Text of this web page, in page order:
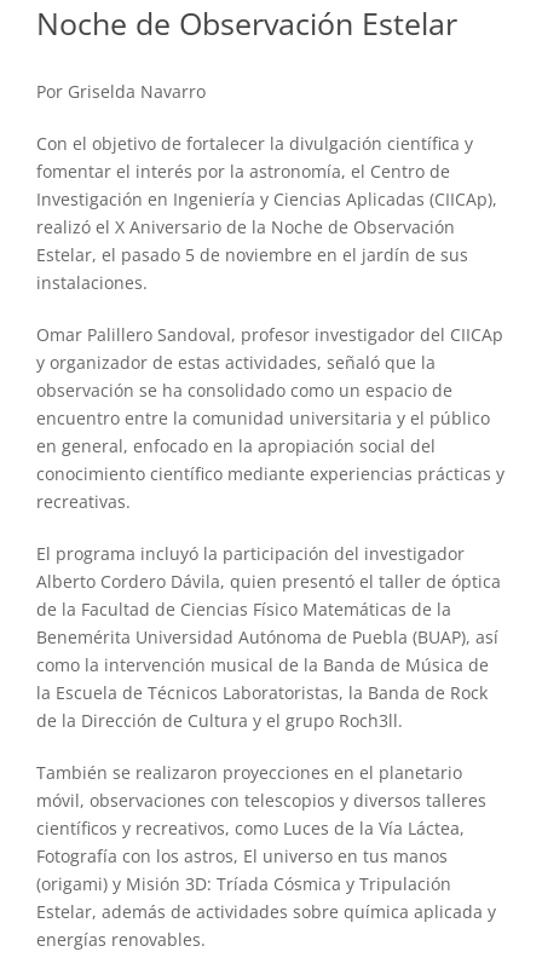
Noche de Observación Estelar
Por Griselda Navarro
Con el objetivo de fortalecer la divulgación científica y
fomentar el interés por la astronomía, el Centro de
Investigación en Ingeniería y Ciencias Aplicadas (CIICAp),
realizó el X Aniversario de la Noche de Observación
Estelar, el pasado 5 de noviembre en el jardín de sus
instalaciones.
Omar Palillero Sandoval, profesor investigador del CIICAp
y organizador de estas actividades, señaló que la
observación se ha consolidado como un espacio de
encuentro entre la comunidad universitaria y el público
en general, enfocado en la apropiación social del
conocimiento científico mediante experiencias prácticas y
recreativas.
El programa incluyó la participación del investigador
Alberto Cordero Dávila, quien presentó el taller de óptica
de la Facultad de Ciencias Físico Matemáticas de la
Benemérita Universidad Autónoma de Puebla (BUAP), así
como la intervención musical de la Banda de Música de
la Escuela de Técnicos Laboratoristas, la Banda de Rock
de la Dirección de Cultura y el grupo Roch3ll.
También se realizaron proyecciones en el planetario
móvil, observaciones con telescopios y diversos talleres
científicos y recreativos, como Luces de la Vía Láctea,
Fotografía con los astros, El universo en tus manos
(origami) y Misión 3D: Tríada Cósmica y Tripulación
Estelar, además de actividades sobre química aplicada y
energías renovables.